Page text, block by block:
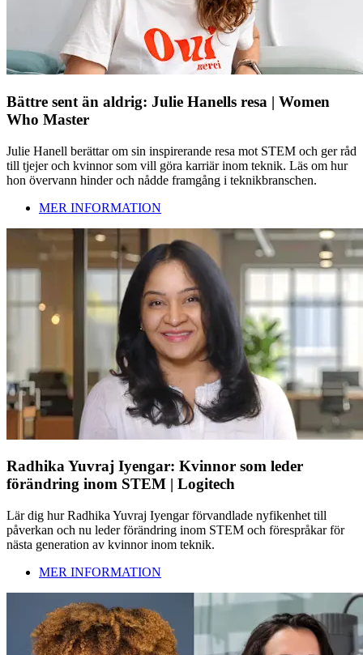
Bättre sent än aldrig: Julie Hanells resa | Women
Who Master
Julie Hanell berättar om sin inspirerande resa mot STEM och ger råd
till tjejer och kvinnor som vill göra karriär inom teknik. Läs om hur
hon övervann hinder och nådde framgång i teknikbranschen.
MER INFORMATION
Radhika Yuvraj Iyengar: Kvinnor som leder
förändring inom STEM | Logitech
Lär dig hur Radhika Yuvraj Iyengar förvandlade nyfikenhet till
påverkan och nu leder förändring inom STEM och förespråkar för
nästa generation av kvinnor inom teknik.
MER INFORMATION